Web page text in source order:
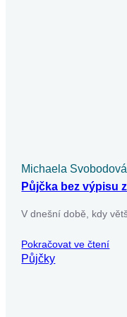
Pokračovat ve čtení
Půjčky